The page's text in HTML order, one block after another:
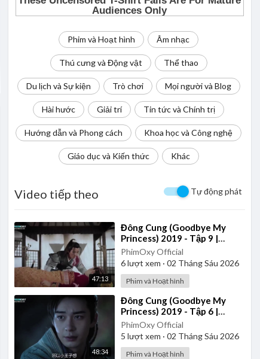
Phim và Hoạt hình Âm nhạc
Thú cưng và Động vật Thể thao
Du lịch và Sự kiện Trò chơi Mọi người và Blog
Hài hước Giải trí Tin tức và Chính trị
Hướng dẫn và Phong cách Khoa học và Công nghệ
Giáo dục và Kiến thức Khác
Video tiếp theo Tự động phát
47:13
⁣Đông Cung (Goodbye My
Princess) 2019 - Tập 9 |
Thuyết Minh
PhimOxy Official
6lượt xem · 02 Tháng Sáu 2026
Phim và Hoạt hình
48:34
⁣Đông Cung (Goodbye My
Princess) 2019 - Tập 6 |
Thuyết Minh
PhimOxy Official
5 lượt xem · 02 Tháng Sáu 2026
Phim và Hoạt hình